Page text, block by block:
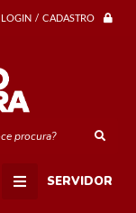
LOGIN / CADASTRO
procura?
SERVIDOR